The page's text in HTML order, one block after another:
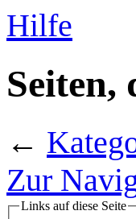
Hilfe
Seiten,
←
Zur
Links auf diese Seite